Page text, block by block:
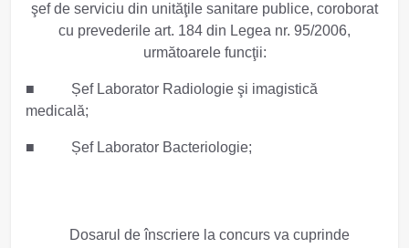
şef de serviciu din unităţile sanitare publice, coroborat
cu prevederile art. 184 din Legea nr. 95/2006,
următoarele funcţii:
■
Șef Laborator Radiologie şi imagistică
medicală;
■ Șef Laborator Bacteriologie;
Dosarul de înscriere la concurs va cuprinde